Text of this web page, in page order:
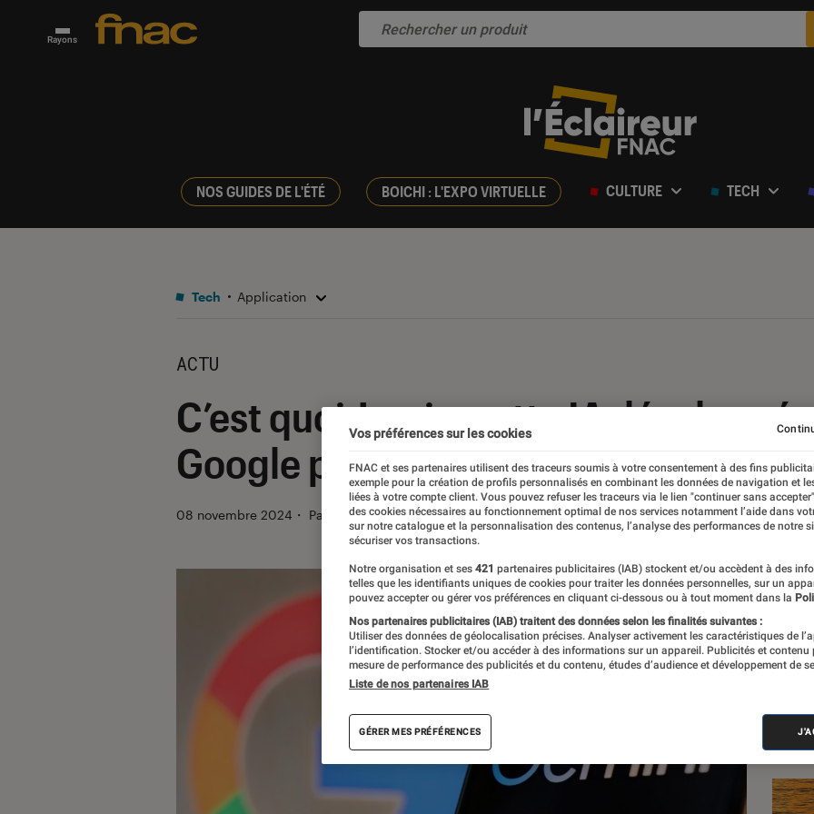
Rayons
NOS GUIDES DE L'ÉTÉ BOICHI : L'EXPO VIRTUELLE CULTURE TECH
Tech Application
ACTU
C’est quoi Jarvis, cette IA
Google pour vous changer la vie ?
08 novembre 2024 ・ Par Pierre Crochart
Vos préférences sur les cookies
FNAC et ses partenaires utilisent des traceurs soumis à votre consentement à des fins
exemple pour la création de profils personnalisés en combinant les données de navigation et
liées à votre compte client. Vous pouvez refuser les traceurs via le lien "continuer sans
des cookies nécessaires au fonctionnement optimal de nos services notamment l’aide dans
sur notre catalogue et la personnalisation des contenus, l’analyse des performances de notre
sécuriser vos transactions.
Notre organisation et ses 421 partenaires publicitaires (IAB) stockent et/ou accèdent à des
telles que les identifiants uniques de cookies pour traiter les données personnelles, sur un
pouvez accepter ou gérer vos préférences en cliquant ci-dessous ou à tout moment dans la
Nos partenaires publicitaires (IAB) traitent des données selon les finalités suivantes :
Utiliser des données de géolocalisation précises. Analyser activement les caractéristiques de
l’identification. Stocker et/ou accéder à des informations sur un appareil. Publicités et contenu
mesure de performance des publicités et du contenu, études d’audience et développement de
Liste de nos partenaires IAB
GÉRER MES PRÉFÉRENCES